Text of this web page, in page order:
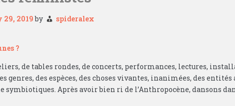
29, 2019by spideralex
?
de tables rondes, de concerts, performances, lectures,
genres, des espèces, des choses vivantes, inanimées, des
symbiotiques. Après avoir bien ri de l’Anthropocène, dansons